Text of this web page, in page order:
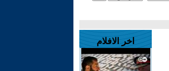
اخر الافلام